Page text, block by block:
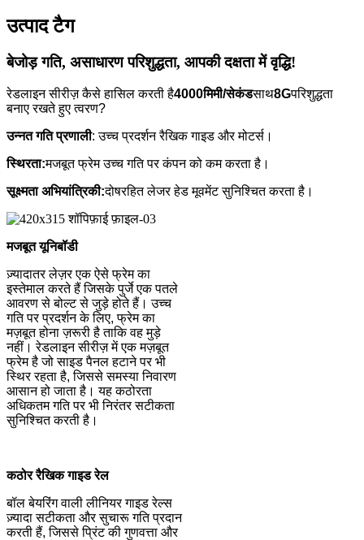
उत्पाद टैग
बेजोड़ गति, असाधारण परिशुद्धता, आपकी दक्षता में वृद्धि!
रेडलाइन सीरीज़ कैसे हासिल करती है4000मिमी/सेकंडसाथ8Gपरिशुद्धता
बनाए रखते हुए त्वरण?
उन्नत गति प्रणाली: उच्च प्रदर्शन रैखिक गाइड और मोटर्स।
स्थिरता:मजबूत फ्रेम उच्च गति पर कंपन को कम करता है।
सूक्ष्मता अभियांत्रिकी:दोषरहित लेजर हेड मूवमेंट सुनिश्चित करता है।
मजबूत यूनिबॉडी
ज़्यादातर लेज़र एक ऐसे फ्रेम का
इस्तेमाल करते हैं जिसके पुर्जे एक पतले
आवरण से बोल्ट से जुड़े होते हैं। उच्च
गति पर प्रदर्शन के लिए, फ्रेम का
मज़बूत होना ज़रूरी है ताकि वह मुड़े
नहीं। रेडलाइन सीरीज़ में एक मज़बूत
फ्रेम है जो साइड पैनल हटाने पर भी
स्थिर रहता है, जिससे समस्या निवारण
आसान हो जाता है। यह कठोरता
अधिकतम गति पर भी निरंतर सटीकता
सुनिश्चित करती है।
कठोर रैखिक गाइड रेल
बॉल बेयरिंग वाली लीनियर गाइड रेल्स
ज़्यादा सटीकता और सुचारू गति प्रदान
करती हैं, जिससे प्रिंट की गुणवत्ता और